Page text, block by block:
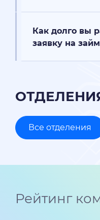
Как долго вы
заявку на
Все отделения
Рейтинг